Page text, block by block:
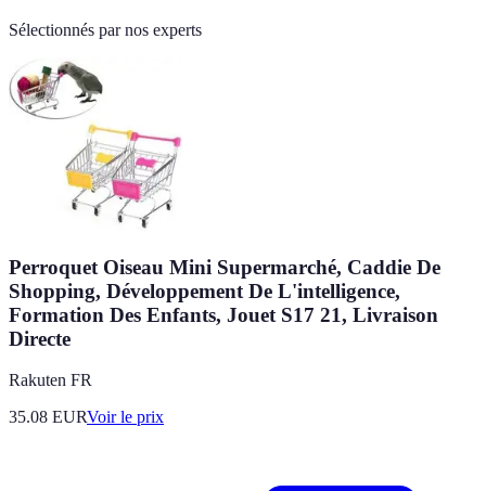
Sélectionnés par nos experts
Perroquet Oiseau Mini Supermarché, Caddie De
Shopping, Développement De L'intelligence,
Formation Des Enfants, Jouet S17 21, Livraison
Directe
Rakuten FR
35.08 EURVoir le prix